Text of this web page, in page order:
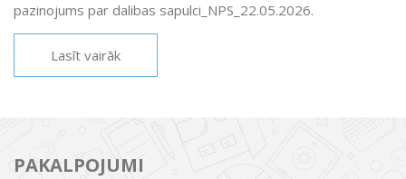
pazinojums par dalibas sapulci_NPS_22.05.2026.
Lasīt vairāk
PAKALPOJUMI